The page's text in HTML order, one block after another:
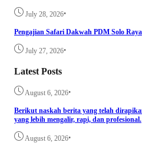
July 28, 2026•
Pengajian Safari Dakwah PDM Solo Raya
July 27, 2026•
Latest Posts
August 6, 2026•
Berikut naskah berita yang telah
yang lebih mengalir, rapi, dan profesional.
August 6, 2026•